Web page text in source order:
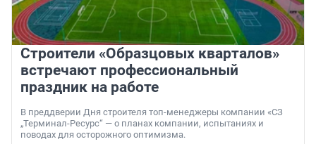
Строители «Образцовых кварталов»
встречают профессиональный
праздник на работе
В преддверии Дня строителя топ-менеджеры компании «СЗ
„Терминал-Ресурс“ — о планах компании, испытаниях и
поводах для осторожного оптимизма.